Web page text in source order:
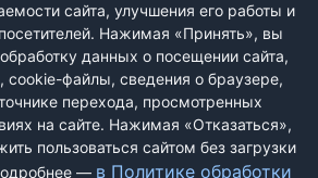
через соцсети:
сайта, улучшения его работы и
Нажимая «Принять», вы
данных о посещении сайта,
cookie-файлы, сведения о браузере,
перехода, просмотренных
на сайте. Нажимая «Отказаться»,
пользоваться сайтом без загрузки
— в Политике обработки